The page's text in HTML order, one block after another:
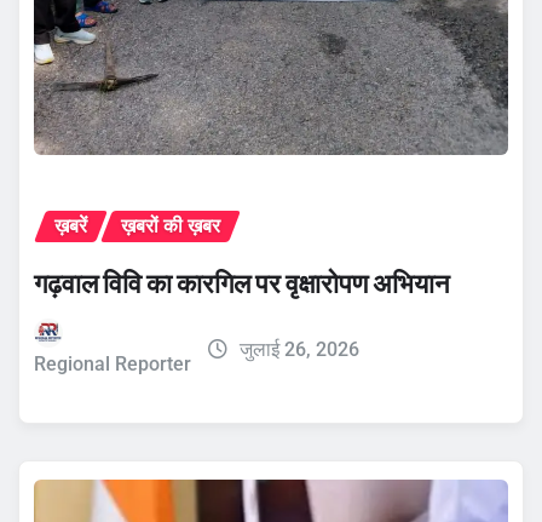
ख़बरें ख़बरों की ख़बर
गढ़वाल विवि का कारगिल पर वृक्षारोपण अभियान
Regional Reporter
जुलाई 26, 2026